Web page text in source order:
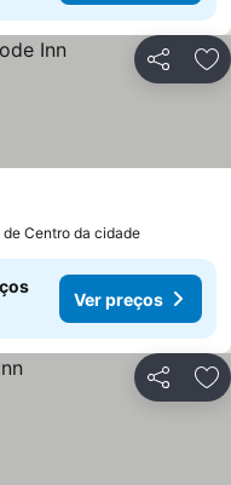
Partilhar
de Centro da cidade
Ver preços
Partilhar